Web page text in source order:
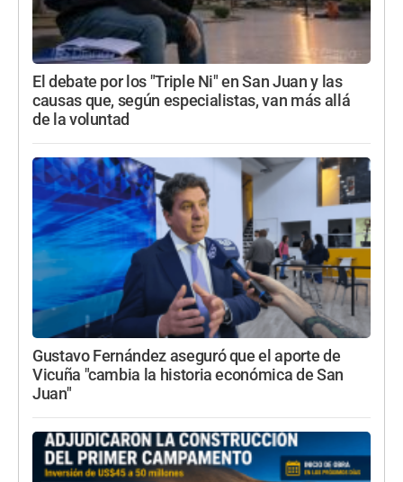
El debate por los "Triple Ni" en San Juan y las
causas que, según especialistas, van más allá
de la voluntad
Gustavo Fernández aseguró que el aporte de
Vicuña "cambia la historia económica de San
Juan"